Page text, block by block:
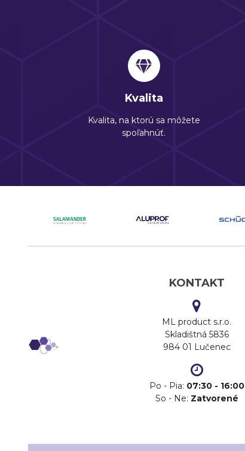
Kvalita
Kvalita, na ktorú sa môžete
spoľahnúť.
KONTAKT
ML product s.r.o.
Skladištná 5836
984 01 Lučenec
Po - Pia: 07:30 - 16:00
So - Ne: Zatvorené